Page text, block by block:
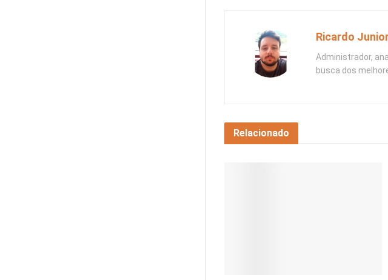
Ricardo
Administrador,
busca dos
Relacionado